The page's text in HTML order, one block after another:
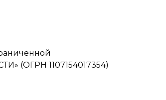
(ОГРН 1107154017354)